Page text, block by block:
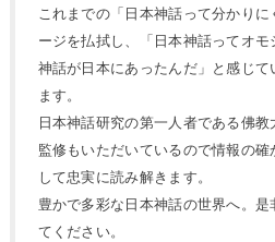
これまでの「日本神話って分かり
ージを払拭し、「日本神話ってオ
神話が日本にあったんだ」と感じ
ます。
日本神話研究の第一人者である佛
監修もいただいているので情報の
して忠実に読み解きます。
豊かで多彩な日本神話の世界へ。
てください。